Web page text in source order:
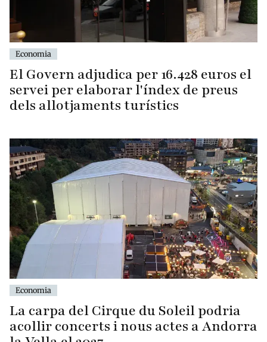
Economia
El Govern adjudica per 16.428 euros el
servei per elaborar l'índex de preus
dels allotjaments turístics
Economia
La carpa del Cirque du Soleil podria
acollir concerts i nous actes a Andorra